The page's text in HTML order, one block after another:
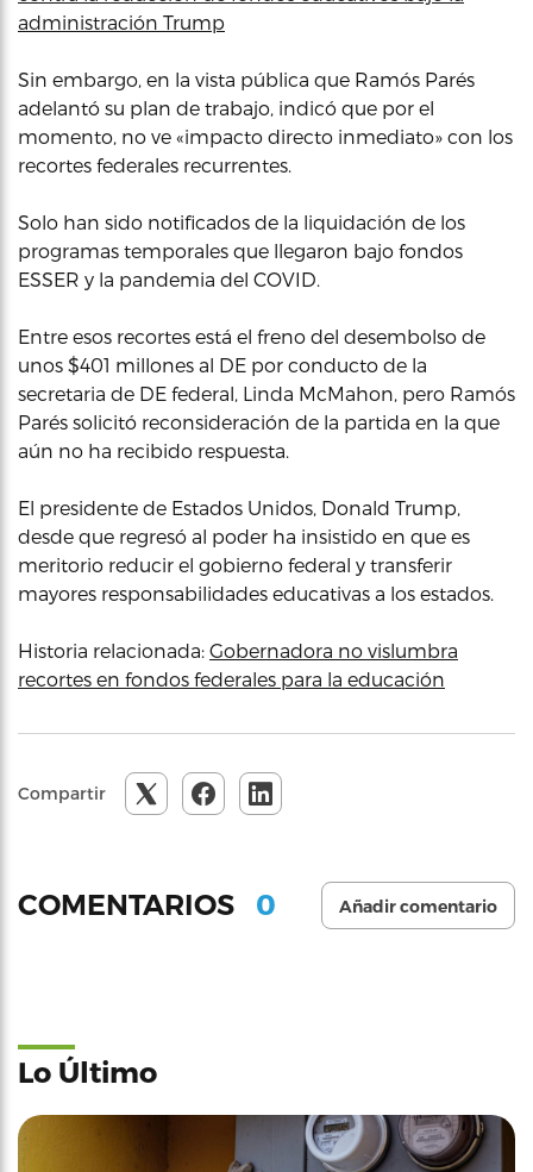
administración Trump
Sin embargo, en la vista pública que Ramós Parés
adelantó su plan de trabajo, indicó que por el
momento, no ve «impacto directo inmediato» con los
recortes federales recurrentes.
Solo han sido notificados de la liquidación de los
programas temporales que llegaron bajo fondos
ESSER y la pandemia del COVID.
Entre esos recortes está el freno del desembolso de
unos $401 millones al DE por conducto de la
secretaria de DE federal, Linda McMahon, pero Ramós
Parés solicitó reconsideración de la partida en la que
aún no ha recibido respuesta.
El presidente de Estados Unidos, Donald Trump,
desde que regresó al poder ha insistido en que es
meritorio reducir el gobierno federal y transferir
mayores responsabilidades educativas a los estados.
Historia relacionada: Gobernadora no vislumbra
recortes en fondos federales para la educación
Compartir
COMENTARIOS 0 Añadir comentario
Lo Último